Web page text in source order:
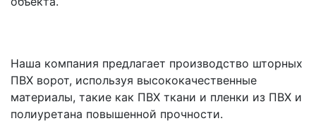
Наша компания предлагает производство шторных
ПВХ ворот, используя высококачественные
материалы, такие как ПВХ ткани и пленки из ПВХ и
полиуретана повышенной прочности.